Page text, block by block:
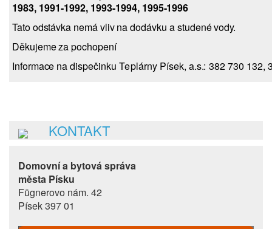
1983, 1991-1992, 1993-1994, 1995-1996
Tato odstávka nemá vliv na dodávku a studené vody.
Děkujeme za pochopení
Informace na dispečinku Teplárny Písek, a.s.: 382 730 132,
KONTAKT
Domovní a bytová správa
města Písku
Fügnerovo nám. 42
Písek 397 01